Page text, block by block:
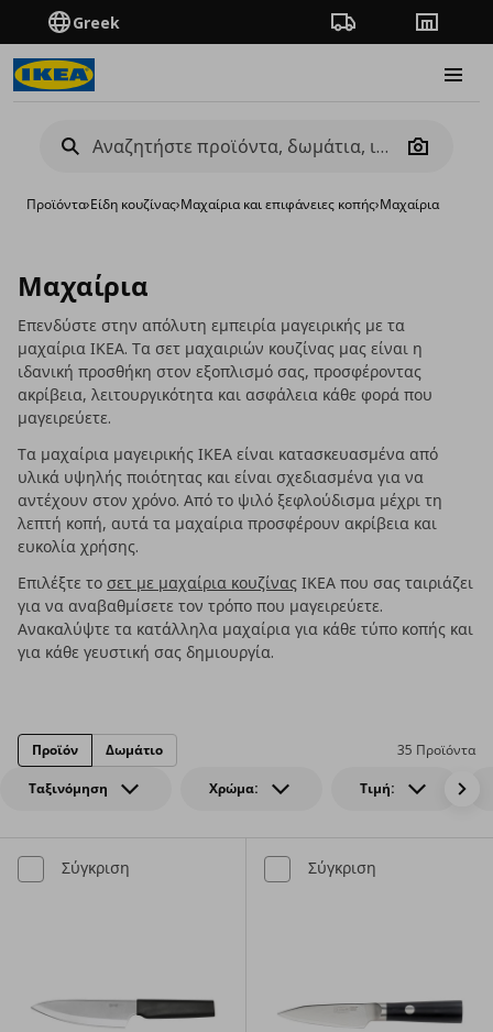
Greek Πορεία παραγγελίας
Camera
Προϊόντα›Είδη κουζίνας›Μαχαίρια και επιφάνειες κοπής›Μαχαίρια
Μαχαίρια
Επενδύστε στην απόλυτη εμπειρία μαγειρικής με τα
μαχαίρια ΙΚΕΑ. Τα σετ μαχαιριών κουζίνας μας είναι η
ιδανική προσθήκη στον εξοπλισμό σας, προσφέροντας
ακρίβεια, λειτουργικότητα και ασφάλεια κάθε φορά που
μαγειρεύετε.
Τα μαχαίρια μαγειρικής ΙΚΕΑ είναι κατασκευασμένα από
υλικά υψηλής ποιότητας και είναι σχεδιασμένα για να
αντέχουν στον χρόνο. Από το ψιλό ξεφλούδισμα μέχρι τη
λεπτή κοπή, αυτά τα μαχαίρια προσφέρουν ακρίβεια και
ευκολία χρήσης.
Επιλέξτε το σετ με μαχαίρια κουζίνας ΙΚΕΑ που σας ταιριάζει
για να αναβαθμίσετε τον τρόπο που μαγειρεύετε.
Ανακαλύψτε τα κατάλληλα μαχαίρια για κάθε τύπο κοπής και
για κάθε γευστική σας δημιουργία.
Ταξινόμηση Χρώμα: Τιμή:
35 Προϊόντα
Προϊόν Δωμάτιο
Σύγκριση Σύγκριση